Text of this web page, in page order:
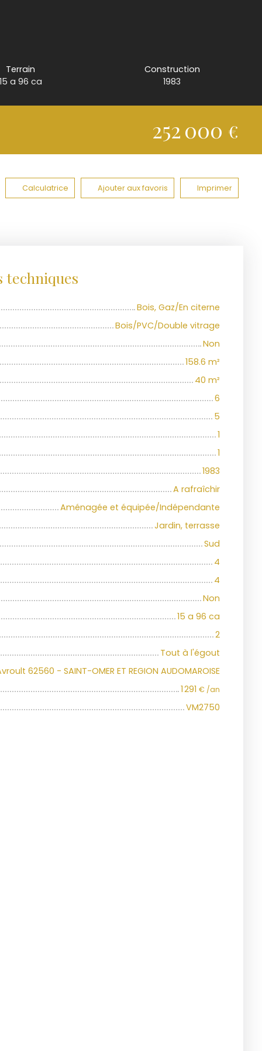
Terrain
15 a 96 ca
Construction
1983
252 000 €
Calculatrice Ajouter aux favoris Imprimer
techniques
Bois, Gaz/En citerne
Bois/PVC/Double vitrage
Non
158.6 m²
40 m²
6
5
1
1
1983
A rafraîchir
Aménagée et équipée/Indépendante
Jardin, terrasse
Sud
4
4
Non
15 a 96 ca
2
Tout à l'égout
62560 - SAINT-OMER ET REGION AUDOMAROISE
1 291 € /an
VM2750